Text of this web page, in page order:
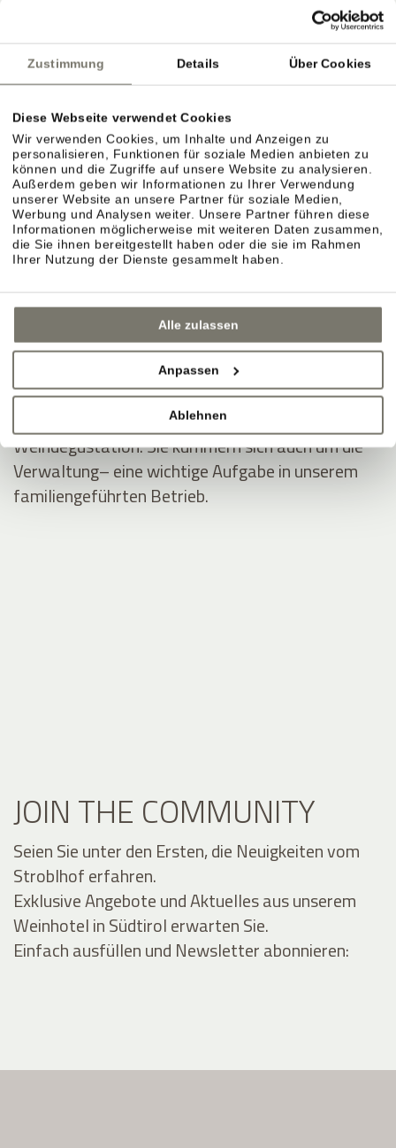
Zustimmung Details Über Cookies
Diese Webseite verwendet Cookies
Wir verwenden Cookies, um Inhalte und Anzeigen zu
personalisieren, Funktionen für soziale Medien anbieten zu
können und die Zugriffe auf unsere Website zu analysieren.
Außerdem geben wir Informationen zu Ihrer Verwendung
unserer Website an unsere Partner für soziale Medien,
Werbung und Analysen weiter. Unsere Partner führen diese
Informationen möglicherweise mit weiteren Daten zusammen,
die Sie ihnen bereitgestellt haben oder die sie im Rahmen
Ihrer Nutzung der Dienste gesammelt haben.
Alle zulassen
Anpassen
Ablehnen
Rosi besitzt einen ausgeprägten Sinn für Ästhetik.
ins Hotel und schafft stilvolle Dekorationen, auf
die uns die Gäste oft ansprechen.
Die Gastfreundschaft haben Rosi und Christine an
Anna weitergegeben. Sie betreut unsere Gäste mit
Freude, Geduld und Charme – auch in hektischen
Momenten.
Andreas und Thomas Nicolussi-Leck, arbeiten
meist hinter den Kulissen. Sie sind ein eingespieltes
Team in den Weinbergen und der Weinproduktion.
Mit unseren Gästen diskutieren sie gerne über
Wein und teilen ihr Wissen bei der wöchentlichen
Weindegustation. Sie kümmern sich auch um die
Verwaltung– eine wichtige Aufgabe in unserem
familiengeführten Betrieb.
JOIN THE COMMUNITY
Seien Sie unter den Ersten, die Neuigkeiten vom
Stroblhof erfahren.
Exklusive Angebote und Aktuelles aus unserem
Weinhotel in Südtirol erwarten Sie.
Einfach ausfüllen und Newsletter abonnieren: